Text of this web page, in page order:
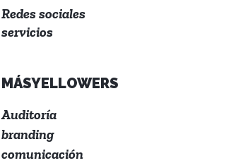
Redes sociales
servicios
MÁSYELLOWERS
Auditoría
branding
comunicación